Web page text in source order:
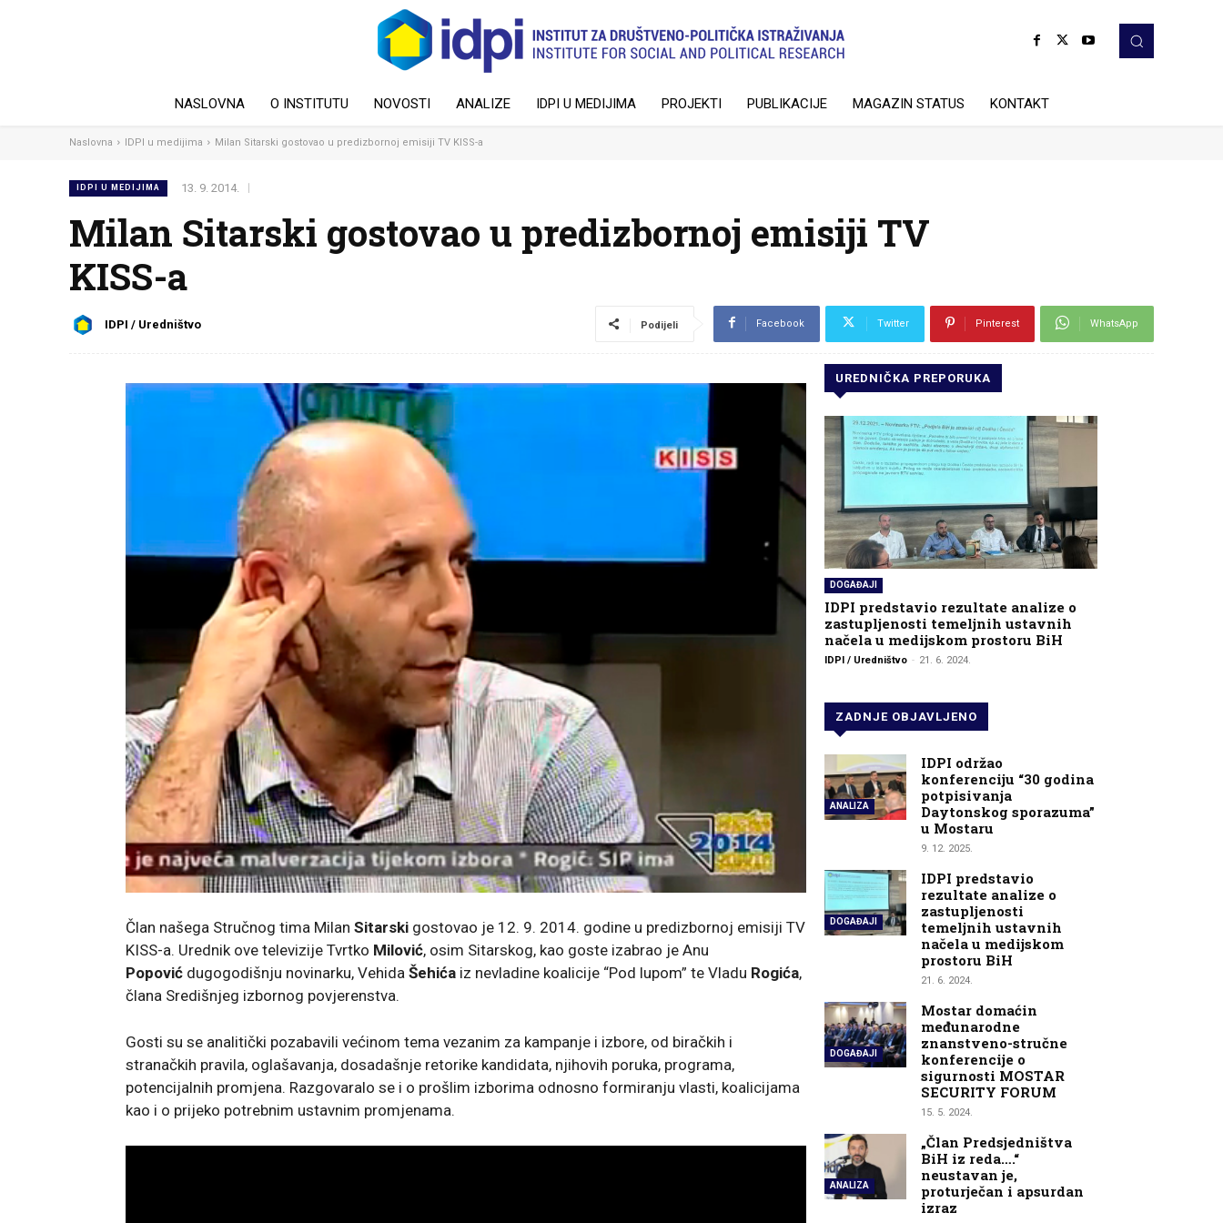
NASLOVNA O INSTITUTU NOVOSTI ANALIZE IDPI U MEDIJIMA PROJEKTI PUBLIKACIJE MAGAZIN STATUS KONTAKT
Naslovna IDPI u medijima Milan Sitarski gostovao u predizbornoj emisiji TV KISS-a
IDPI U MEDIJIMA 13. 9. 2014.
Milan Sitarski gostovao u predizbornoj emisiji TV
KISS-a
IDPI / Uredništvo Podijeli Facebook Twitter Pinterest WhatsApp
Član našega Stručnog tima Milan Sitarski gostovao je 12. 9. 2014. godine u predizbornoj emisiji TV
KISS-a. Urednik ove televizije Tvrtko Milović, osim Sitarskog, kao goste izabrao je Anu
Popović dugogodišnju novinarku, Vehida Šehića iz nevladine koalicije “Pod lupom” te Vladu Rogića,
člana Središnjeg izbornog povjerenstva.
Gosti su se analitički pozabavili većinom tema vezanim za kampanje i izbore, od biračkih i
stranačkih pravila, oglašavanja, dosadašnje retorike kandidata, njihovih poruka, programa,
potencijalnih promjena. Razgovaralo se i o prošlim izborima odnosno formiranju vlasti, koalicijama
kao i o prijeko potrebnim ustavnim promjenama.
UREDNIČKA PREPORUKA
DOGAĐAJI
IDPI predstavio rezultate analize o
zastupljenosti temeljnih ustavnih
načela u medijskom prostoru BiH
IDPI / Uredništvo - 21. 6. 2024.
ZADNJE OBJAVLJENO
ANALIZA
IDPI održao
konferenciju “30 godina
potpisivanja
Daytonskog sporazuma”
u Mostaru
9. 12. 2025.
DOGAĐAJI
IDPI predstavio
rezultate analize o
zastupljenosti
temeljnih ustavnih
načela u medijskom
prostoru BiH
21. 6. 2024.
DOGAĐAJI
Mostar domaćin
međunarodne
znanstveno-stručne
konferencije o
sigurnosti MOSTAR
SECURITY FORUM
15. 5. 2024.
ANALIZA
„Član Predsjedništva
BiH iz reda….“
neustavan je,
proturječan i apsurdan
izraz